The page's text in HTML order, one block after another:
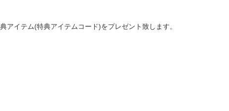
イテム(特典アイテムコード)をプレゼント致します。